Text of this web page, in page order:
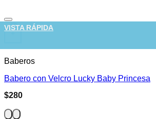
Añadir a la lista de deseos
+
VISTA RÁPIDA
Baberos
Babero con Velcro Lucky Baby Princesa
$280